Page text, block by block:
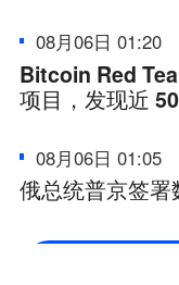
08月06日 01:20
Bitcoin Red
项目，发现近
08月06日 01:05
俄总统普京签